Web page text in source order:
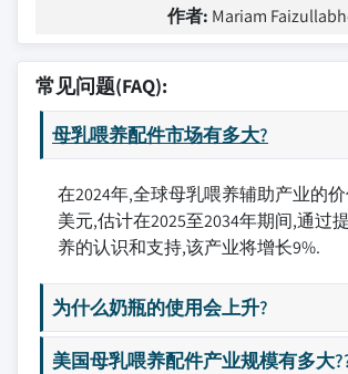
作者: Mariam
常见问题(FAQ):
母乳喂养配件市场有多大?
在2024年,全球母乳喂养辅助产业的
美元,估计在2025至2034年期间,通过
养的认识和支持,该产业将增长9%.
为什么奶瓶的使用会上升?
美国母乳喂养配件产业规模有多大